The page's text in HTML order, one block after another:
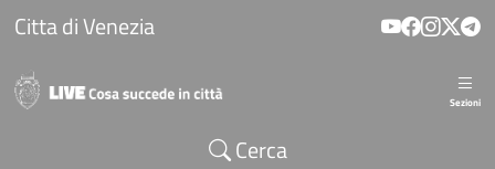
Salta al contenuto principale
Citta di Venezia
Sezioni
Cerca